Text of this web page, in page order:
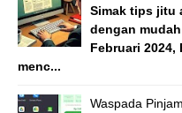
Simak tips jitu
dengan
Februari 2024,
menc...
Waspada